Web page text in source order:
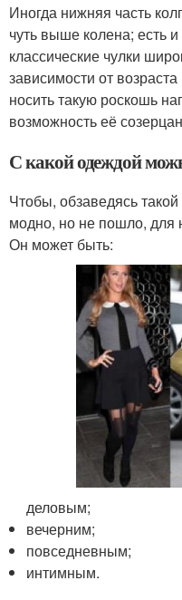
Иногда нижняя часть
чуть выше колена; есть
классические чулки
зависимости от
носить такую роскошь
возможность её
С какой одеждой
Чтобы, обзаведясь
модно, но не пошло, для
Он может быть:
деловым;
вечерним;
повседневным;
интимным.